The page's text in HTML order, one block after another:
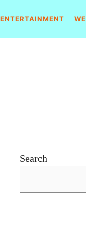
ENTERTAINMENT
Search